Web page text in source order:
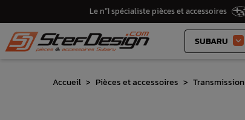
Le n°1 spécialiste pièces et accessoires
SUBARU 
Accueil Pièces et accessoires Transmission